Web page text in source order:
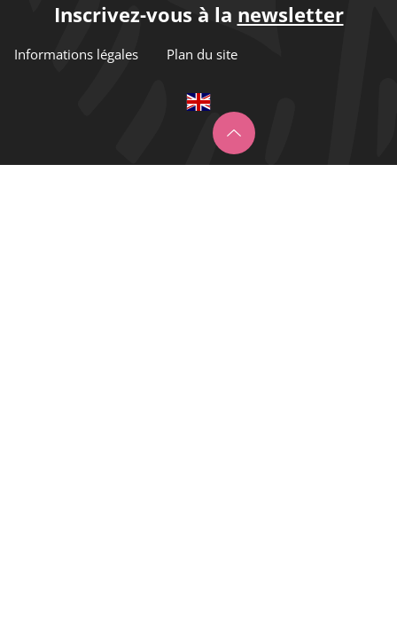
Inscrivez-vous à la newsletter
Informations légales Plan du site